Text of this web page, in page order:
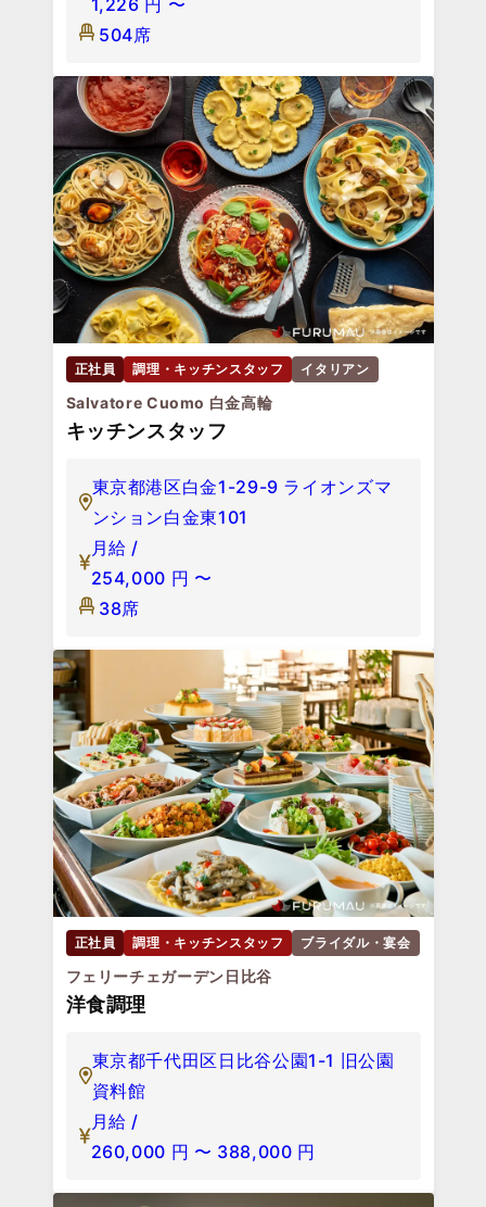
504席
正社員 調理・キッチンスタッフ イタリアン
Salvatore Cuomo 白金高輪
キッチンスタッフ
東京都港区白金1-29-9 ライオンズマ
ンション白金東101
月給 /
254,000 円 〜
38席
正社員 調理・キッチンスタッフ ブライダル・宴会
フェリーチェガーデン日比谷
洋食調理
東京都千代田区日比谷公園1-1 旧公園
資料館
月給 /
260,000 円 〜 388,000 円